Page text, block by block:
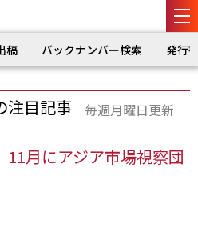
稿 バックナンバー検索 発行
注目記事 毎週月曜日更新
月にアジア市場視察団